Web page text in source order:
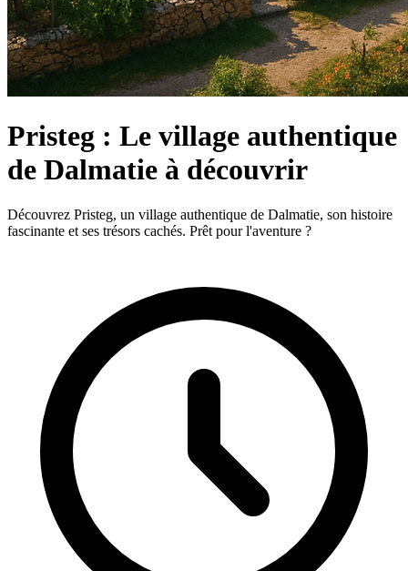
Pristeg : Le village authentique
de Dalmatie à découvrir
Découvrez Pristeg, un village authentique de Dalmatie, son histoire
fascinante et ses trésors cachés. Prêt pour l'aventure ?